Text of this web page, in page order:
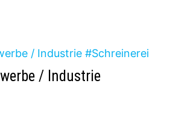
/ Industrie